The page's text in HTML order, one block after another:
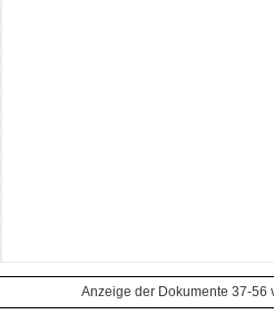
Anzeige der Dokumente 37-56